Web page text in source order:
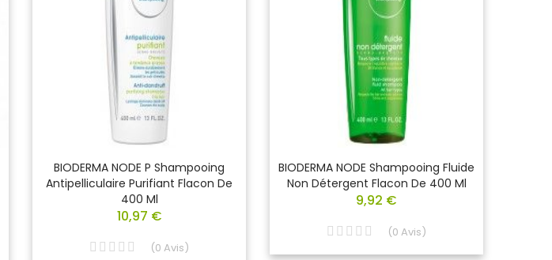
BIODERMA NODE P Shampooing
Antipelliculaire Purifiant Flacon De
400 Ml
10,97 €
(0 Avis)
BIODERMA NODE Shampooing Fluide
Non Détergent Flacon De 400 Ml
9,92 €
(0 Avis)